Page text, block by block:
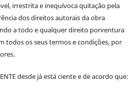
irrestrita e inequívoca quitação pela
dos direitos autorais da obra
a todo e qualquer direito porventura
todos os seus termos e condições, por
desde já está ciente e de acordo que: